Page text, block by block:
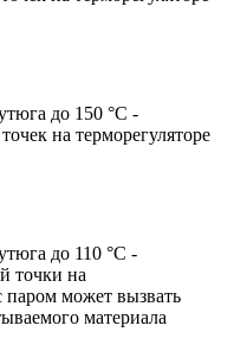
до 150 °C -
на терморегуляторе
до 110 °C -
точки на
паром может вызвать
материала